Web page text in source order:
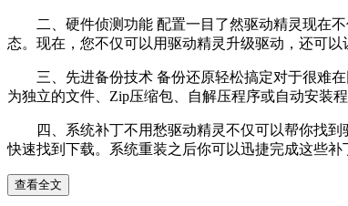
二、硬件侦测功能 配置一目了然驱动精灵现在不
态。现在，您不仅可以用驱动精灵升级驱动，还可以
三、先进备份技术 备份还原轻松搞定对于很难在
为独立的文件、Zip压缩包、自解压程序或自动安装
四、系统补丁不用愁驱动精灵不仅可以帮你找到驱
快速找到下载。系统重装之后你可以迅捷完成这些
查看全文